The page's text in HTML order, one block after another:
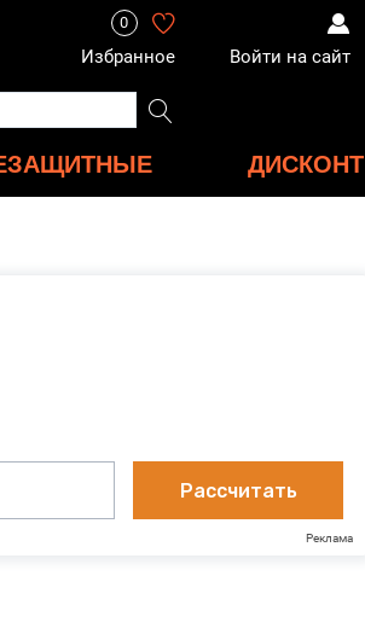
0
Избранное Войти на сайт
ДИСКОНТ
Рассчитать
Реклама